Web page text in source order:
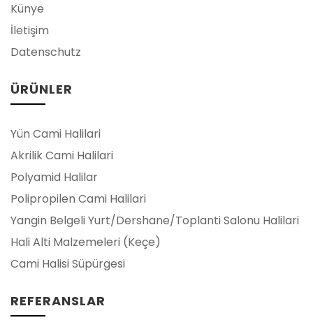
Künye
İletişim
Datenschutz
ÜRÜNLER
Yün Cami Halilari
Akrilik Cami Halilari
Polyamid Halilar
Polipropilen Cami Halilari
Yangin Belgeli Yurt/Dershane/Toplanti Salonu Halilari
Hali Alti Malzemeleri (Keçe)
Cami Halisi Süpürgesi
REFERANSLAR